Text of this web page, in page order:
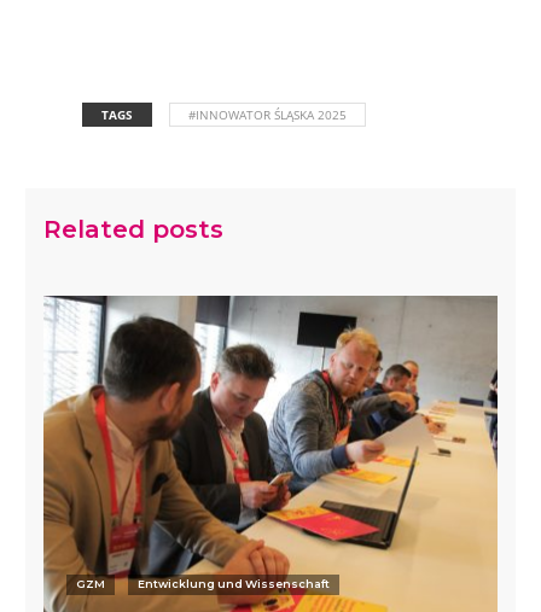
TAGS #INNOWATOR ŚLĄSKA 2025
Related posts
GZM Entwicklung und Wissenschaft